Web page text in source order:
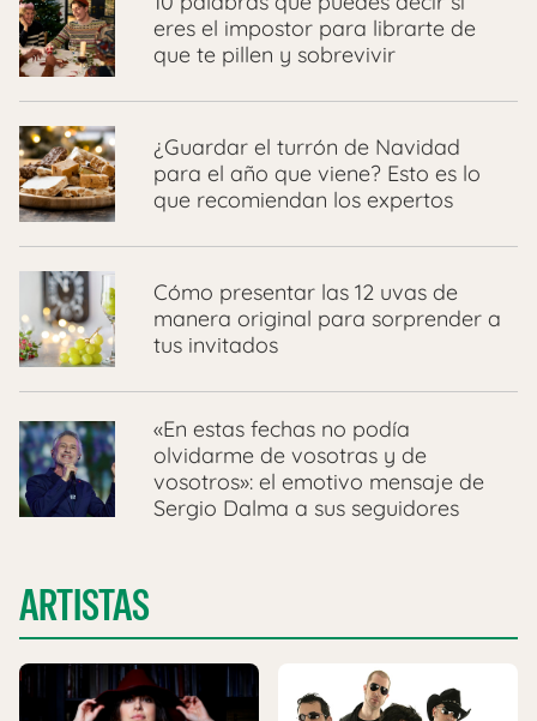
eres el impostor para librarte de
que te pillen y sobrevivir
¿Guardar el turrón de Navidad
para el año que viene? Esto es lo
que recomiendan los expertos
Cómo presentar las 12 uvas de
manera original para sorprender a
tus invitados
«En estas fechas no podía
olvidarme de vosotras y de
vosotros»: el emotivo mensaje de
Sergio Dalma a sus seguidores
ARTISTAS